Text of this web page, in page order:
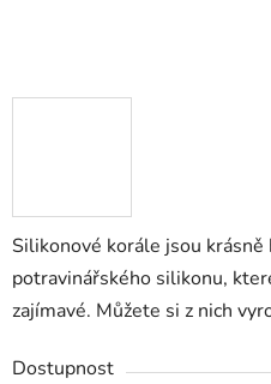
Silikonové korále jsou krásně
potravinářského silikonu,
zajímavé. Můžete si z nich
Dostupnost